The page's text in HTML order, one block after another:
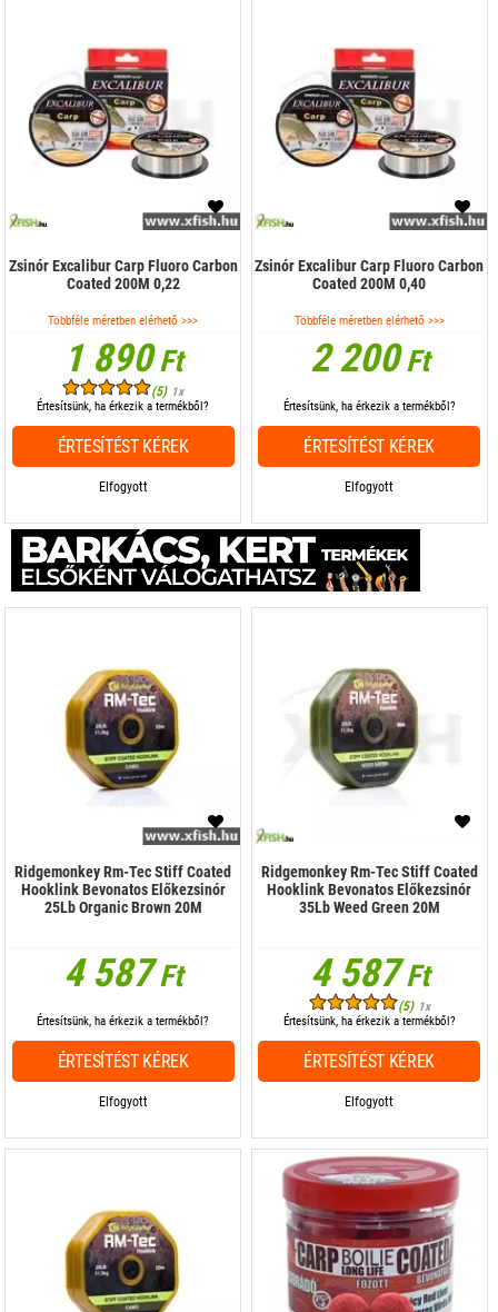
Zsinór Excalibur Carp Fluoro Carbon
Coated 200M 0,22
Többféle méretben elérhető >>>
1 890Ft
(5) 1x
Elfogyott
Értesítsünk, ha érkezik a termékből?
ÉRTESÍTÉST KÉREK
Zsinór Excalibur Carp Fluoro Carbon
Coated 200M 0,40
Többféle méretben elérhető >>>
2 200Ft
Elfogyott
Értesítsünk, ha érkezik a termékből?
ÉRTESÍTÉST KÉREK
Ridgemonkey Rm-Tec Stiff Coated
Hooklink Bevonatos Előkezsinór
25Lb Organic Brown 20M
4 587Ft
Elfogyott
Értesítsünk, ha érkezik a termékből?
ÉRTESÍTÉST KÉREK
Ridgemonkey Rm-Tec Stiff Coated
Hooklink Bevonatos Előkezsinór
35Lb Weed Green 20M
4 587Ft
(5) 1x
Elfogyott
Értesítsünk, ha érkezik a termékből?
ÉRTESÍTÉST KÉREK